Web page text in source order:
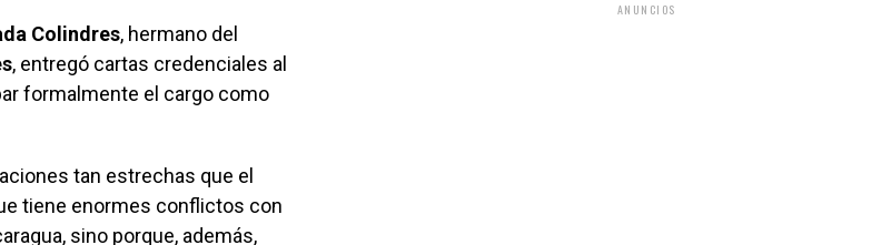
Colindres, hermano del
, entregó cartas credenciales al
formalmente el cargo como
tan estrechas que el
tiene enormes conflictos con
sino porque, además,
ANUNCIOS